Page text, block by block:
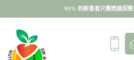
95% 的新患者只需透過保
95% 的新患者只需透過保